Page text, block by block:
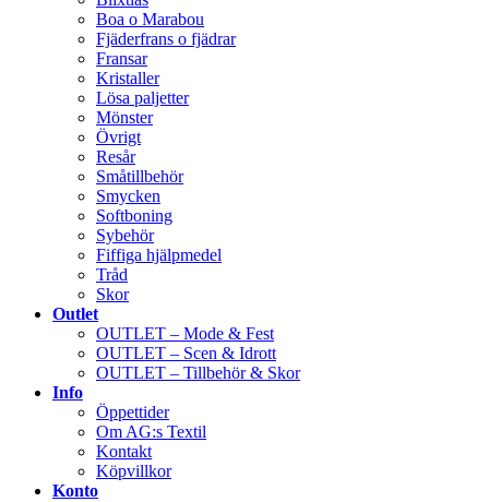
Boa o Marabou
Fjäderfrans o fjädrar
Fransar
Kristaller
Lösa paljetter
Mönster
Övrigt
Resår
Småtillbehör
Smycken
Softboning
Sybehör
Fiffiga hjälpmedel
Tråd
Skor
Outlet
OUTLET – Mode & Fest
OUTLET – Scen & Idrott
OUTLET – Tillbehör & Skor
Info
Öppettider
Om AG:s Textil
Kontakt
Köpvillkor
Konto